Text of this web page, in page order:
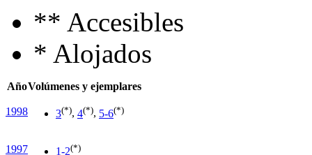
** Accesibles
* Alojados
AñoVolúmenes y ejemplares
1998 3(*), 4(*), 5-6(*)
1997 1-2(*)